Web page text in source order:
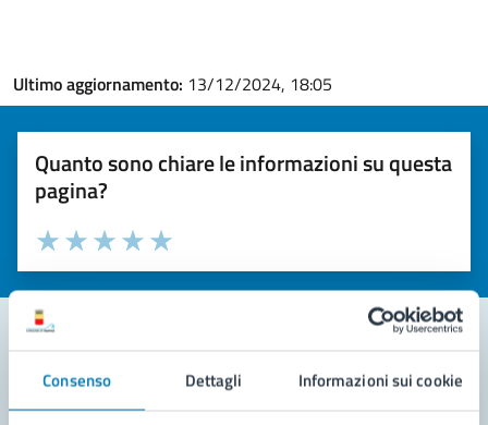
Consenso Dettagli Informazioni sui cookie
Ultimo aggiornamento: 13/12/2024, 18:05
Quanto sono chiare le informazioni su questa
pagina?
Valuta la chiarezza delle informazioni (da 1 a 5 stelle)
Seleziona il numero di stelle per valutare la chiarezza delle
Valuta 5 stelle su 5
Valuta 4 stelle su 5
Valuta 3 stelle su 5
Valuta 2 stelle su 5
Valuta 1 stelle su 5
Contatta il comune